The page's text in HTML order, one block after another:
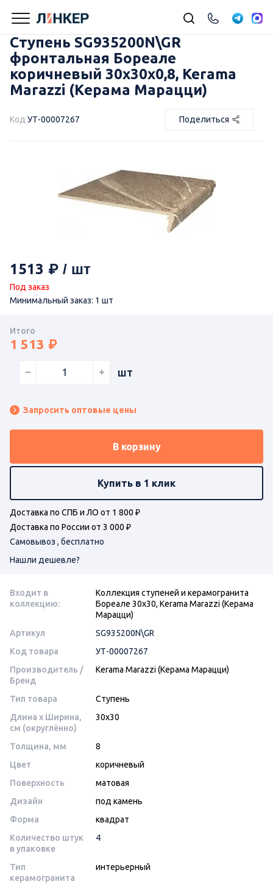
Ступень SG935200N\GR
фронтальная Бореале
коричневый 30x30x0,8, Kerama
Marazzi (Керама Марацци)
Код УТ-00007267 Поделиться
1513
Под заказ
Минимальный заказ: 1 шт
Итого
1 513
шт
Запросить оптовые цены
В корзину
Купить в 1 клик
Доставка по СПБ и ЛО от 1 800 ₽
Доставка по России от 3 000 ₽
Самовывоз , бесплатно
Нашли дешевле?
Входит в
коллекцию:
Коллекция ступеней и керамогранита
Бореале 30х30, Kerama Marazzi (Керама
Марацци)
Артикул
SG935200N\GR
Код товара
УТ-00007267
Производитель /
Бренд
Kerama Marazzi (Керама Марацци)
Тип товара
Ступень
Длина x Ширина,
см (округлённо)
30x30
Толщина, мм
8
Цвет
коричневый
Поверхность
матовая
Дизайн
под камень
Форма
квадрат
Количество штук
в упаковке
4
Тип
керамогранита
интерьерный